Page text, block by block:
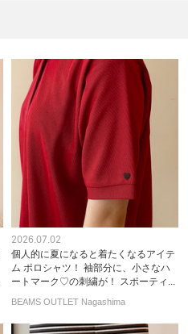
2026.07.02
個人的に夏になると着たくなるアイテ
ム ポロシャツ！ 袖部分に、小さなハ
ートマーク♡の刺繍が！ スポーティ...
BEAMS OUTLET Nagashima